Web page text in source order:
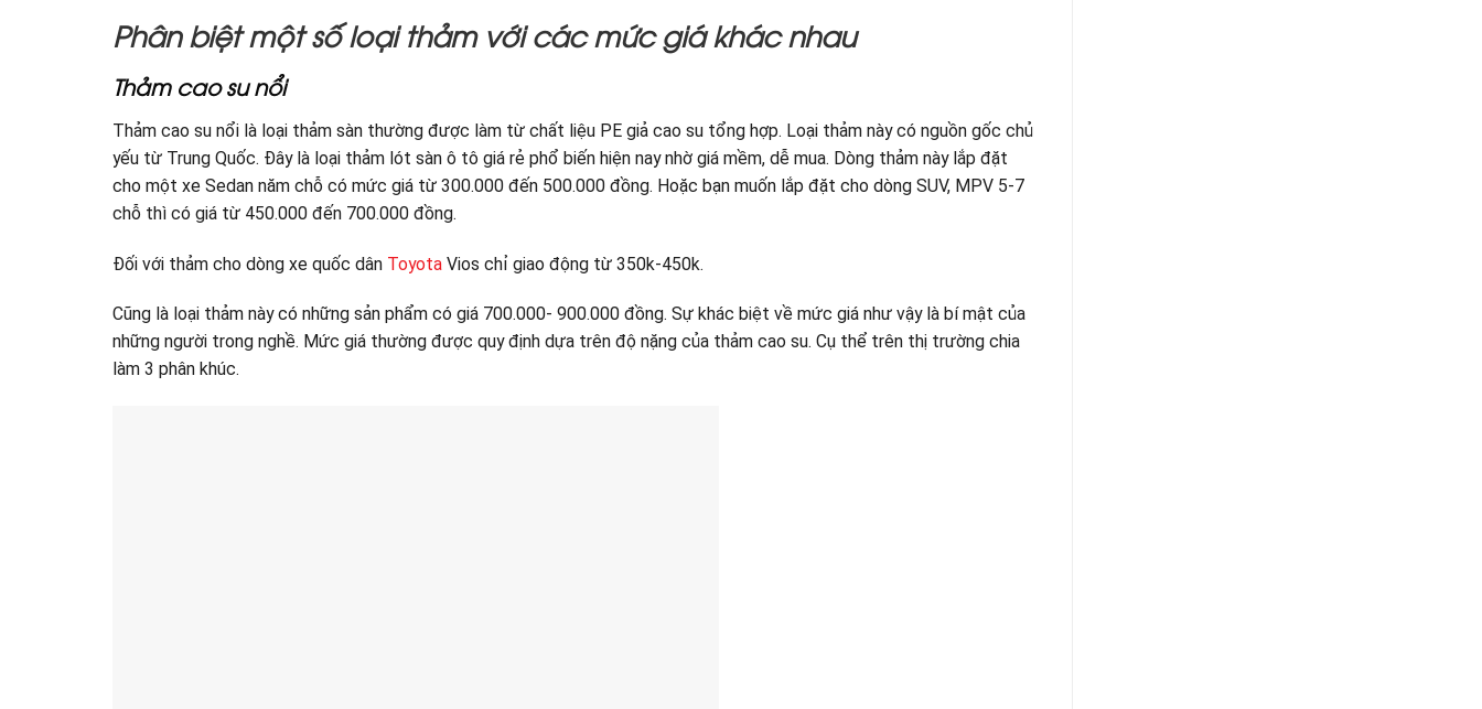
Phân biệt một số loại thảm với các mức giá khác nhau
Thảm cao su nổi
Thảm cao su nổi là loại thảm sàn thường được làm từ chất liệu PE giả cao su tổng hợp. Loại thảm này có nguồn gốc chủ
yếu từ Trung Quốc. Đây là loại thảm lót sàn ô tô giá rẻ phổ biến hiện nay nhờ giá mềm, dễ mua. Dòng thảm này lắp đặt
cho một xe Sedan năm chỗ có mức giá từ 300.000 đến 500.000 đồng. Hoặc bạn muốn lắp đặt cho dòng SUV, MPV 5-7
chỗ thì có giá từ 450.000 đến 700.000 đồng.
Đối với thảm cho dòng xe quốc dân Toyota Vios chỉ giao động từ 350k-450k.
Cũng là loại thảm này có những sản phẩm có giá 700.000- 900.000 đồng. Sự khác biệt về mức giá như vậy là bí mật của
những người trong nghề. Mức giá thường được quy định dựa trên độ nặng của thảm cao su. Cụ thể trên thị trường chia
làm 3 phân khúc.